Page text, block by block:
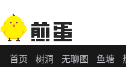
首页 树洞 无聊图 鱼塘